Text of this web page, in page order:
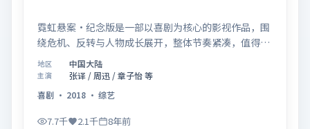
霓虹悬案·纪念版是一部以喜剧为核心的影视作品，围
绕危机、反转与人物成长展开，整体节奏紧凑，值得推
荐观看。
地区 中国大陆
主演
张译 / 周迅 / 章子怡 等
喜剧 · 2018 · 综艺
7.7千 2.1千 8年前